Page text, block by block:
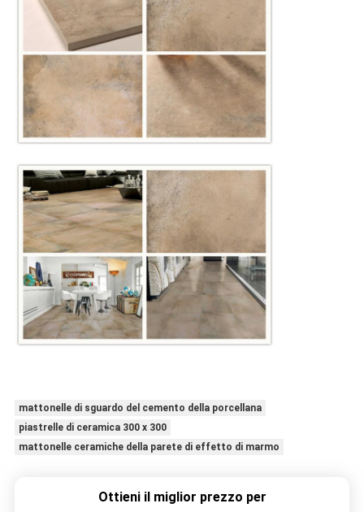
mattonelle di sguardo del cemento della porcellana
piastrelle di ceramica 300 x 300
mattonelle ceramiche della parete di effetto di marmo
Ottieni il miglior prezzo per